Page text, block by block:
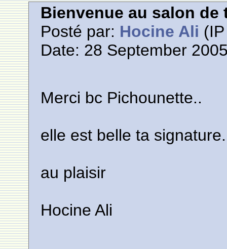
Bienvenue au salon de
Posté par: Hocine Ali
Date: 28 September
Merci bc Pichounette..
elle est belle ta
au plaisir
Hocine Ali